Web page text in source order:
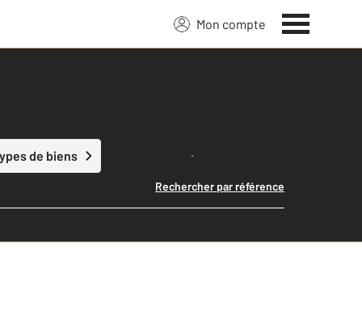
Mon compte
de biens Lancer ma recherche
Rechercher par référence